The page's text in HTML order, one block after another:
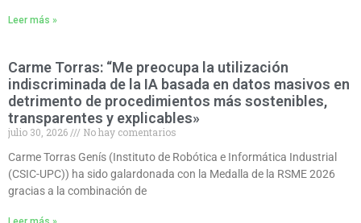
Leer más »
Carme Torras: “Me preocupa la utilización
indiscriminada de la IA basada en datos masivos en
detrimento de procedimientos más sostenibles,
transparentes y explicables»
julio 30, 2026
No hay comentarios
Carme Torras Genís (Instituto de Robótica e Informática Industrial
(CSIC-UPC)) ha sido galardonada con la Medalla de la RSME 2026
gracias a la combinación de